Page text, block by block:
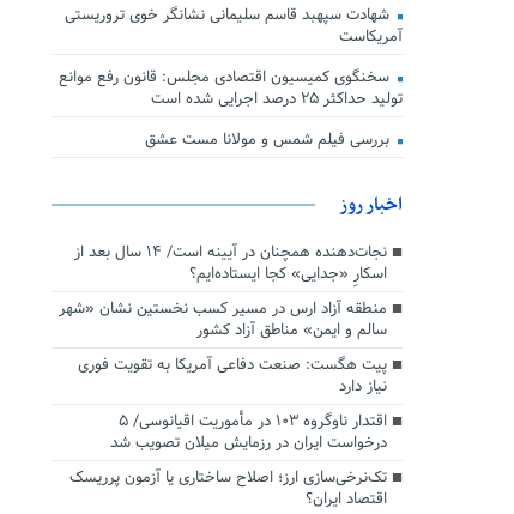
شهادت سپهبد قاسم سلیمانی نشانگر خوی تروریستی
آمریکاست
سخنگوی کمیسیون اقتصادی مجلس: قانون رفع موانع
تولید حداکثر ۲۵ درصد اجرایی شده است
بررسی فیلم شمس و مولانا مست عشق
اخبار روز
نجات‌دهنده‌ همچنان در آیینه است/ ۱۴ سال بعد از
اسکارِ «جدایی» کجا ایستاده‌ایم؟
منطقه آزاد ارس در مسیر کسب نخستین نشان «شهر
سالم و ایمن» مناطق آزاد کشور
پیت هگست: صنعت دفاعی آمریکا به تقویت فوری
نیاز دارد
اقتدار ناوگروه ۱۰۳ در مأموریت‌ اقیانوسی/ ۵
درخواست ایران در رزمایش میلان تصویب شد
تک‌نرخی‌سازی ارز؛ اصلاح ساختاری یا آزمون پرریسک
اقتصاد ایران؟